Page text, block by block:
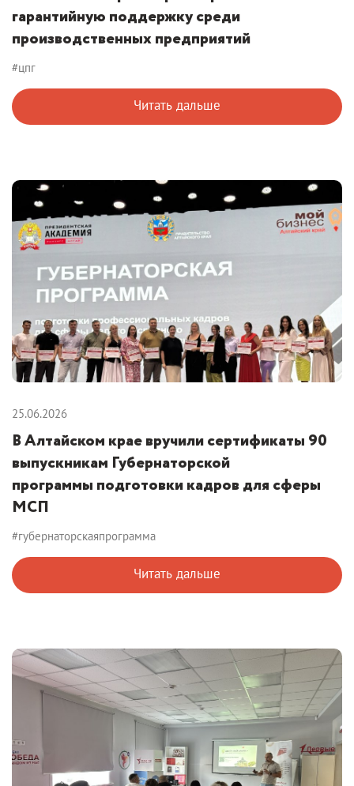
гарантийную поддержку среди
производственных предприятий
#цпг
Читать дальше
25.06.2026
В Алтайском крае вручили сертификаты 90
выпускникам Губернаторской
программы подготовки кадров для сферы
МСП
#губернаторскаяпрограмма
Читать дальше